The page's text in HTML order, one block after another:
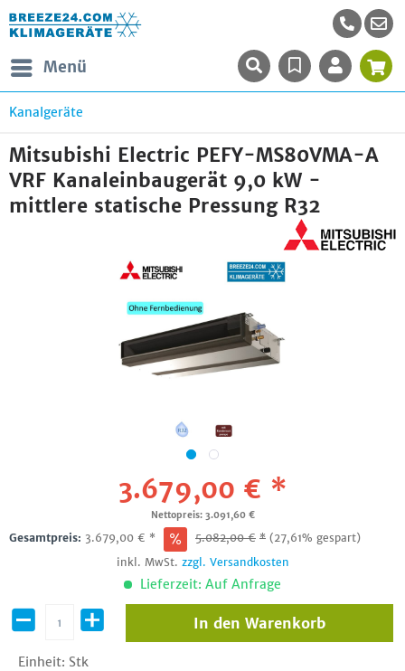
Menü
Kanalgeräte
Mitsubishi Electric PEFY-MS80VMA-A
VRF Kanaleinbaugerät 9,0 kW -
mittlere statische Pressung R32
3.679,00 € *
Nettopreis: 3.091,60 €
Gesamtpreis: 3.679,00 € * 5.082,00€ * (27,61% gespart)
inkl. MwSt. zzgl. Versandkosten
Lieferzeit: Auf Anfrage
Einheit: Stk
In den Warenkorb